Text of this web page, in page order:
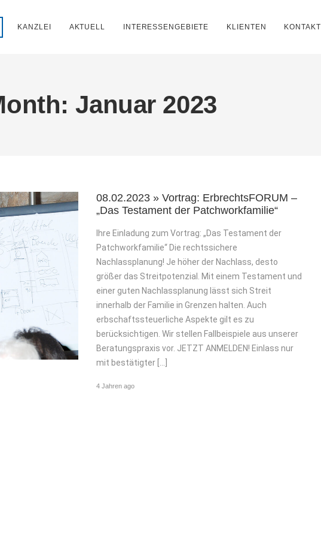
KANZLEI AKTUELL INTERESSENGEBIETE KLIENTEN KONTAKT
Januar 2023
08.02.2023 » Vortrag: ErbrechtsFORUM –
„Das Testament der Patchworkfamilie“
Ihre Einladung zum Vortrag: „Das Testament der
Patchworkfamilie“ Die rechtssichere
Nachlassplanung! Je höher der Nachlass, desto
größer das Streitpotenzial. Mit einem Testament und
einer guten Nachlassplanung lässt sich Streit
innerhalb der Familie in Grenzen halten. Auch
erbschaftssteuerliche Aspekte gilt es zu
berücksichtigen. Wir stellen Fallbeispiele aus unserer
Beratungspraxis vor. JETZT ANMELDEN! Einlass nur
mit bestätigter […]
4 Jahren ago